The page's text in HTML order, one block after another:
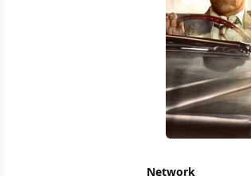
Network